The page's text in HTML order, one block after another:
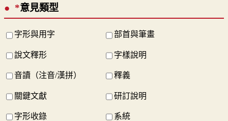
*意見類型
字形與用字 部首與筆畫
說文釋形 字樣說明
音讀（注音/漢拼） 釋義
關鍵文獻 研訂說明
字形收錄 系統